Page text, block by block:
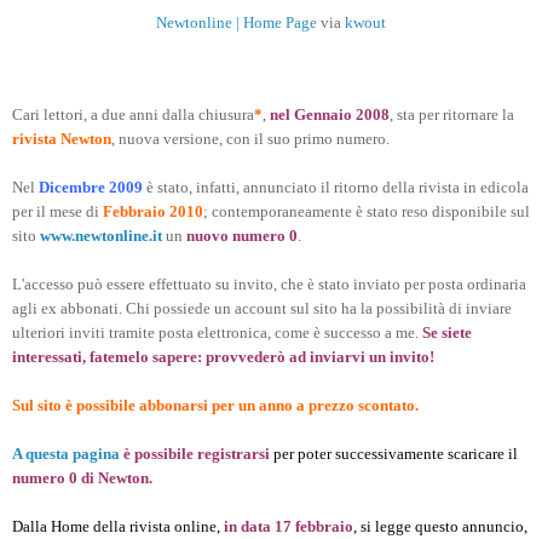
Newtonline | Home Page via kwout
Cari lettori, a due anni dalla chiusura* nel Gennaio 2008 , sta per ritornare la
rivista Newton , nuova versione, con il suo primo numero.
Nel Dicembre 2009 è stato, infatti, annunciato il ritorno della rivista in edicola
per il mese di Febbraio 2010; contemporaneamente è stato reso disponibile sul
sito www.newtonline.it un nuovo numero 0
L'accesso può essere effettuato su invito, che è stato inviato per posta ordinaria
agli ex abbonati. Chi possiede un account sul sito ha la possibilità di inviare
ulteriori inviti tramite posta elettronica, come è successo a me. Se siete
interessati, fatemelo sapere: provvederò ad inviarvi un invito!
Sul sito è possibile abbonarsi per un anno a prezzo scontato.
A questa pagina è possibile registrarsi per poter successivamente scaricare il
numero 0 di Newton.
Dalla Home della rivista online, in data 17 febbraio , si legge questo annuncio,